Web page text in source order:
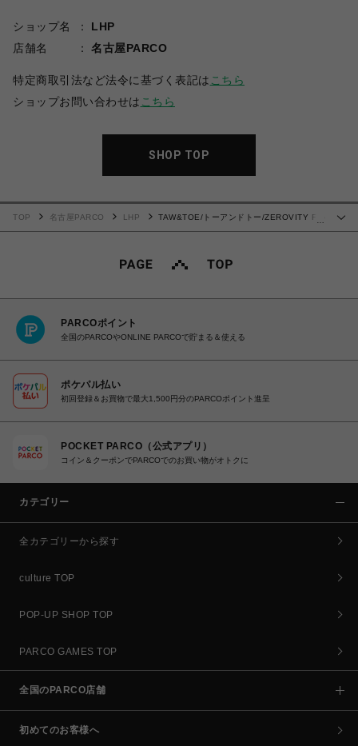
ショップ名
LHP
店舗名
名古屋PARCO
特定商取引法など法令に基づく表記は こちら
ショップお問い合わせは こちら
SHOP TOP
…
TOP 名古屋PARCO LHP
TAW&TOE/トーアンドトー/ZEROVITY Flip
PARCOポイント
全国のPARCOやONLINE PARCOで貯まる＆使える
ポケパル払い
初回登録＆お買物で最大1,500円分のPARCOポイント進呈
POCKET PARCO（公式アプリ）
コイン＆クーポンでPARCOでのお買い物がオトクに
カテゴリー
全カテゴリーから探す
culture TOP
POP-UP SHOP TOP
PARCO GAMES TOP
全国のPARCO店舗
初めてのお客様へ